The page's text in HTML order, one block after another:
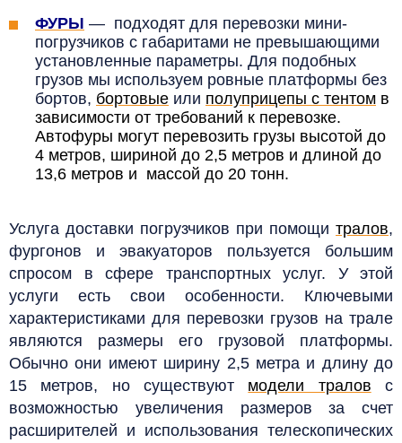
ФУРЫ — подходят для перевозки мини-
погрузчиков с габаритами не превышающими
установленные параметры. Для подобных
грузов мы используем ровные платформы без
бортов, бортовые или полуприцепы с тентом в
зависимости от требований к перевозке.
Автофуры могут перевозить грузы высотой до
4 метров, шириной до 2,5 метров и длиной до
13,6 метров и массой до 20 тонн.
Услуга доставки погрузчиков при помощи тралов,
фургонов и эвакуаторов пользуется большим
спросом в сфере транспортных услуг. У этой
услуги есть свои особенности. Ключевыми
характеристиками для перевозки грузов на трале
являются размеры его грузовой платформы.
Обычно они имеют ширину 2,5 метра и длину до
15 метров, но существуют модели тралов с
возможностью увеличения размеров за счет
расширителей и использования телескопических